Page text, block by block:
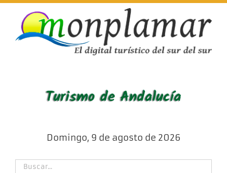
Skip
content
Domingo, 9 de agosto de 2026